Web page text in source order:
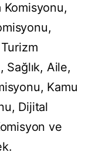
Turizm
Sağlık, Aile,
Kamu
Dijital
ve